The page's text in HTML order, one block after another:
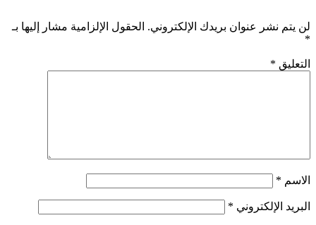
لن يتم نشر عنوان بريدك الإلكتروني. الحقول الإلزامية مشار إليها بـ
*
التعليق *
الاسم *
البريد الإلكتروني *